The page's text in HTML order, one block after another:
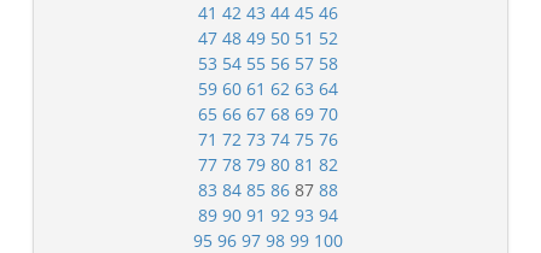
41 42 43 44 45 46
47 48 49 50 51 52
53 54 55 56 57 58
59 60 61 62 63 64
65 66 67 68 69 70
71 72 73 74 75 76
77 78 79 80 81 82
83 84 85 86 8788
89 90 91 92 93 94
95 96 97 98 99 100